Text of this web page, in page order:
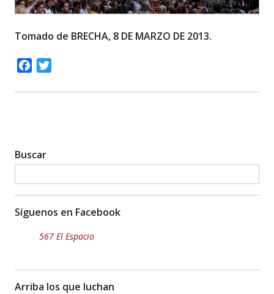
Tomado de BRECHA, 8 DE MARZO DE 2013.
Facebook
Buscar
Síguenos en Facebook
567 El Espacio
Arriba los que luchan